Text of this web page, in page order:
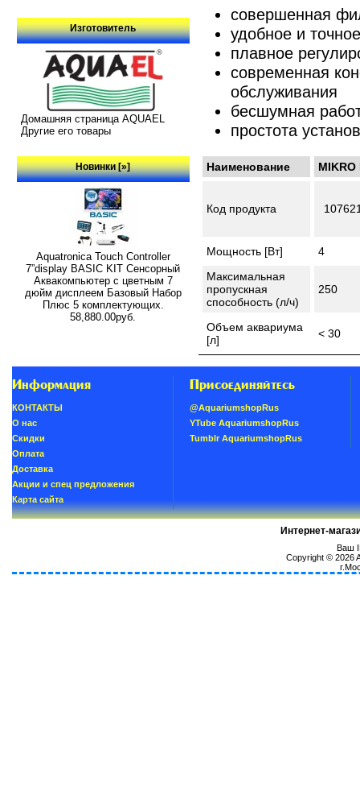
Изготовитель
Домашняя страница AQUAEL
Другие его товары
Новинки [»]
Aquatronica Touch Controller
7”display BASIC KIT Сенсорный
Аквакомпьютер с цветным 7
дюйм дисплеем Базовый Набор
Плюс 5 комплектующих.
58,880.00руб.
совершенная
удобное и
плавное
современная
обслуживания
бесшумная
простота
Наименование MIKRO
Код продукта
Мощность [Вт]
4
Максимальная
пропускная
способность (л/ч)
250
Объем аквариума
[л]
< 30
Информация
КОНТАКТЫ
О нас
Скидки
Oплатa
Доставка
Акции и спец предложения
Карта сайта
Присоединяйтесь
@AquariumshopRus
YTube AquariumshopRus
Tumblr AquariumshopRus
Интернет-
Ваш
Copyright © 2026